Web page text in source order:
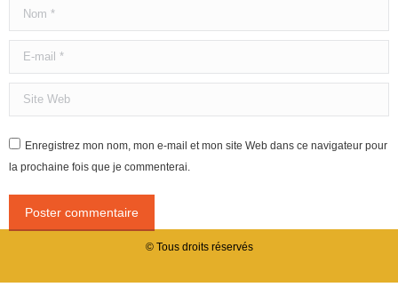
Nom *
E-mail *
Site Web
Enregistrez mon nom, mon e-mail et mon site Web dans ce navigateur pour
la prochaine fois que je commenterai.
Poster commentaire
© Tous droits réservés